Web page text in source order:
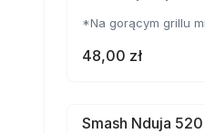
*Na gorącym grillu
temperaturze,
delikatną soczystość.
48,00 zł
Smash Nduja